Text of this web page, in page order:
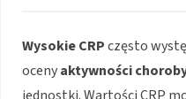
Wysokie CRPczęsto
ocenyaktywności